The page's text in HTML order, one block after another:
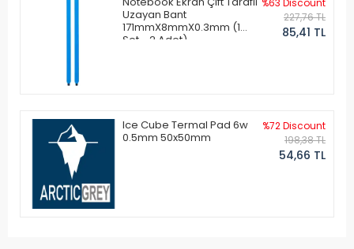
Uzayan Bant
171mmX8mmX0.3mm (1
Set - 2 Adet)
227,76 TL
85,41 TL
Ice Cube Termal Pad 6w
0.5mm 50x50mm
%72 Discount
198,38 TL
54,66 TL